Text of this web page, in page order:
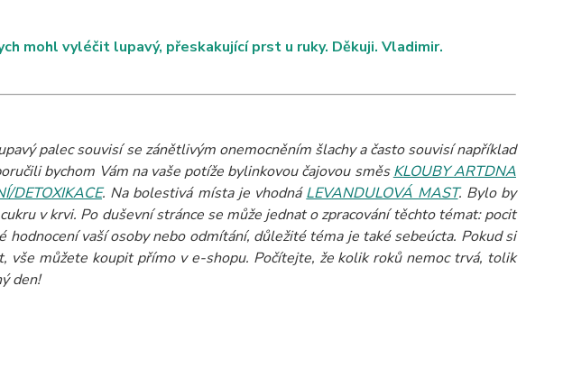
mohl vyléčit lupavý, přeskakující prst u ruky. Děkuji. Vladimir.
palec souvisí se zánětlivým onemocněním šlachy a často souvisí například
bychom Vám na vaše potíže bylinkovou čajovou směsKLOUBY ARTDNA
DETOXIKACE. Na bolestivá místa je vhodnáLEVANDULOVÁ MAST. Bylo by
v krvi. Po duševní stránce se může jednat o zpracování těchto témat: pocit
hodnocení vaší osoby nebo odmítání, důležité téma je také sebeúcta. Pokud si
vše můžete koupit přímo v e-shopu. Počítejte, že kolik roků nemoc trvá, tolik
den!